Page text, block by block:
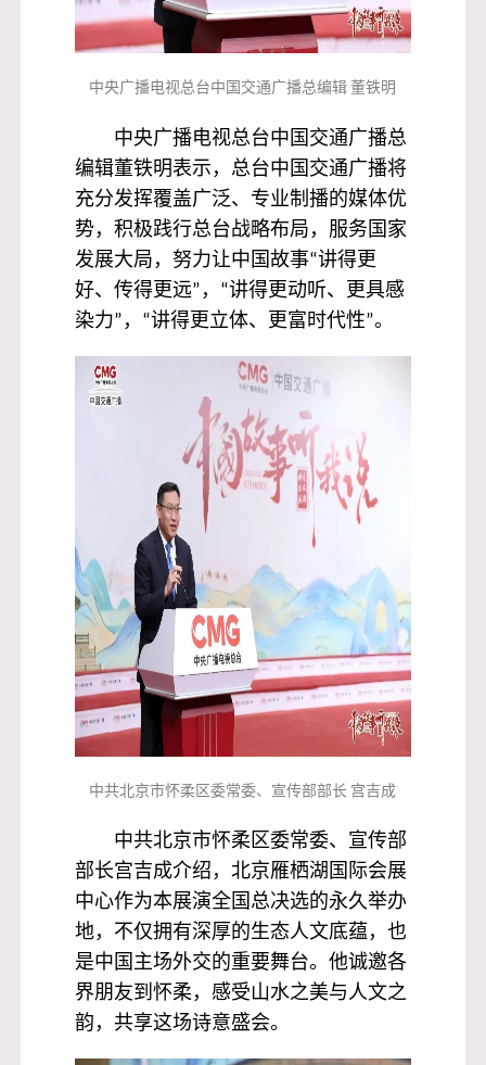
中央广播电视总台中国交通广播总编辑 董铁明
中央广播电视总台中国交通广播总
编辑董铁明表示，总台中国交通广播将
充分发挥覆盖广泛、专业制播的媒体优
势，积极践行总台战略布局，服务国家
发展大局，努力让中国故事“讲得更
好、传得更远”，“讲得更动听、更具感
染力”，“讲得更立体、更富时代性”。
中共北京市怀柔区委常委、宣传部部长 宫吉成
中共北京市怀柔区委常委、宣传部
部长宫吉成介绍，北京雁栖湖国际会展
中心作为本展演全国总决选的永久举办
地，不仅拥有深厚的生态人文底蕴，也
是中国主场外交的重要舞台。他诚邀各
界朋友到怀柔，感受山水之美与人文之
韵，共享这场诗意盛会。